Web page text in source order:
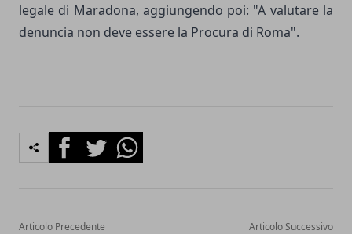
legale di Maradona, aggiungendo poi: "A valutare la
denuncia non deve essere la Procura di Roma".
FacebookTwitterWhatsapp
Articolo Precedente Articolo Successivo